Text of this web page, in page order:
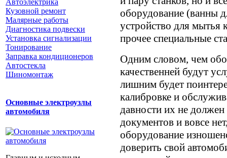
Автоэлектрика
Кузовной ремонт
Малярные работы
Диагностика подвески
Установка сигнализации
Тонирование
Заправка кондиционеров
Автостекла
Шиномонтаж
Основные электроузлы
автомобиля
оборудование (ванны
устройство для мытья
прочее специальные
Одним словом, чем
качественней будут
лишним будет
калибровке и
давности их не
документов и вовсе
оборудование
доверить свой